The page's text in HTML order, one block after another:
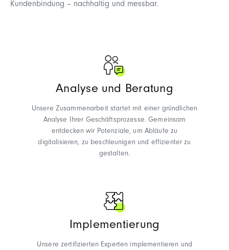
Kundenbindung – nachhaltig und messbar.
Analyse und Beratung
Unsere Zusammenarbeit startet mit einer gründlichen
Analyse Ihrer Geschäftsprozesse. Gemeinsam
entdecken wir Potenziale, um Abläufe zu
digitalisieren, zu beschleunigen und effizienter zu
gestalten.
Implementierung
Unsere zertifizierten Experten implementieren und